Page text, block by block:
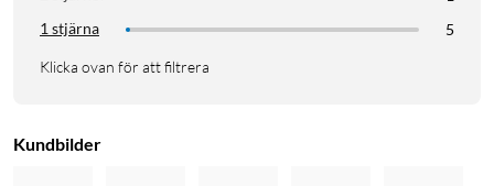
1 stjärna
5
Klicka ovan för att filtrera
Kundbilder